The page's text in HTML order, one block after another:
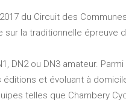
du Circuit des
la traditionnelle épreuve
DN2 ou DN3 amateur.
et évoluant à
telles que Chambery